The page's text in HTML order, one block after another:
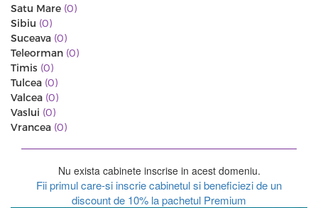
Satu Mare (0)
Sibiu (0)
Suceava (0)
Teleorman (0)
Timis (0)
Tulcea (0)
Valcea (0)
Vaslui (0)
Vrancea (0)
Nu exista cabinete inscrise in acest domeniu.
Fii primul care-si inscrie cabinetul si beneficiezi de un
discount de 10% la pachetul Premium